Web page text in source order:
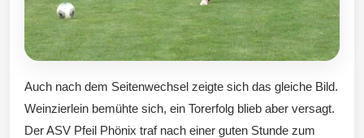
Auch nach dem Seitenwechsel zeigte sich das gleiche Bild.
Weinzierlein bemühte sich, ein Torerfolg blieb aber versagt.
Der ASV Pfeil Phönix traf nach einer guten Stunde zum